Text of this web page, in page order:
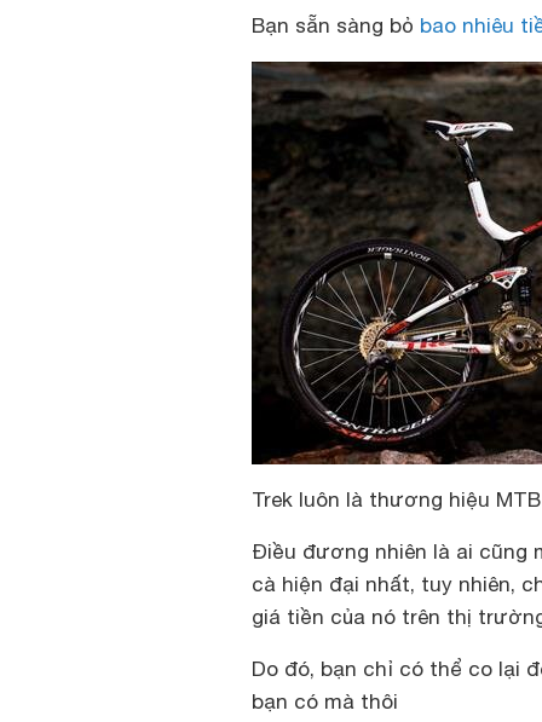
Bạn sẵn sàng bỏ bao nhiêu
Trek luôn là thương hiệu
Điều đương nhiên là ai cũng
cà hiện đại nhất, tuy nhiên,
giá tiền của nó trên thị
Do đó, bạn chỉ có thể co lại
bạn có mà thôi